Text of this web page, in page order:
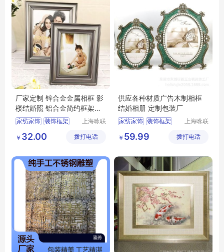
厂家定制 锌合金金属相框 影
楼结婚照 铝合金简约框架挂
墙
家纺家饰 装饰框架
上海咏联
公司
￥ 32.00 拨打电话
供应各种材质广告木制相框
结婚相册 定制包装厂
家纺家饰 装饰框架
上海咏联
公司
￥ 59.99 拨打电话